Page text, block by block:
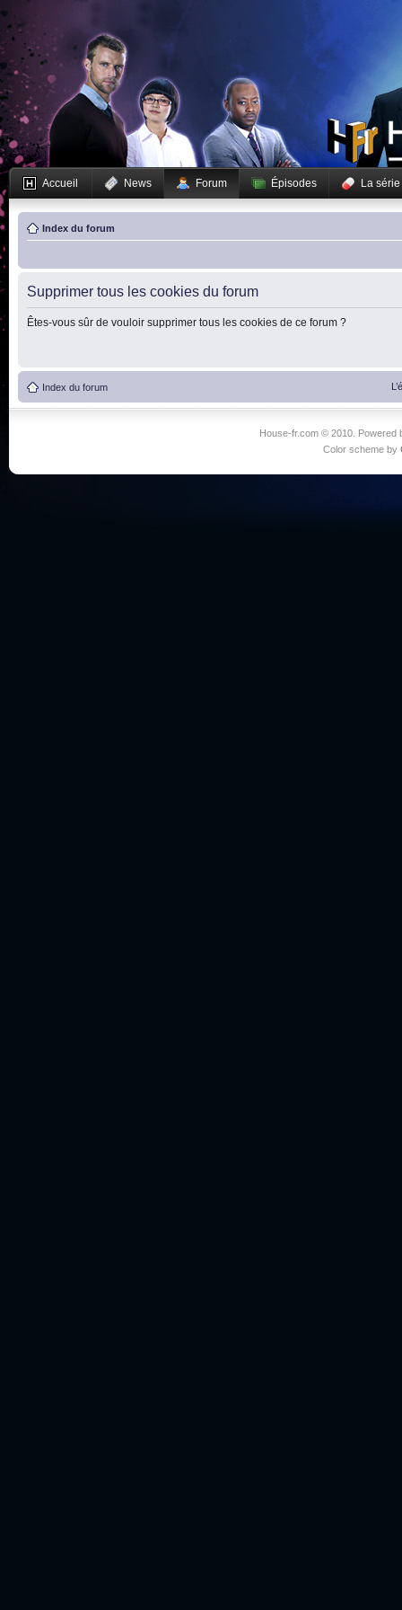
Accueil News Forum Épisodes La série
Index du forum
Supprimer tous les cookies du forum
Êtes-vous sûr de vouloir supprimer tous les cookies de ce forum ?
Index du forum
House-fr.com © 2010. Powered
Color scheme by